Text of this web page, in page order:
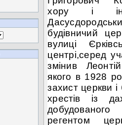
хору і
будівничий
вулиці
центрі,серед
змінив
якого в 1928
захист церкви
хрестів із
регентом